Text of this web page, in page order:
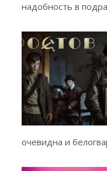
надобность в
очевидна и